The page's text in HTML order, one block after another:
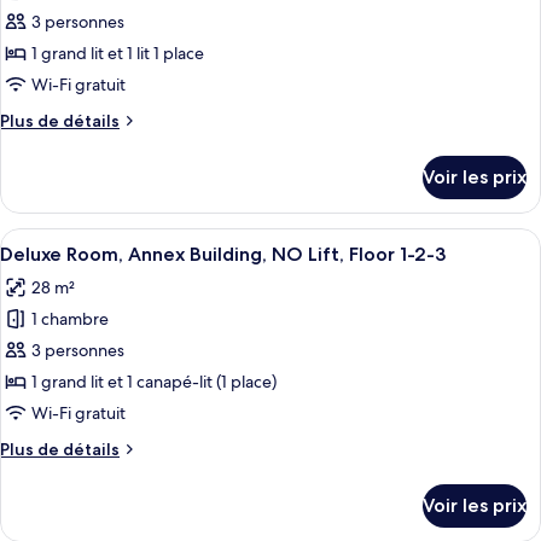
chambre
pour
ce
type
chambre :
3 personnes
1 grand lit et 1 lit 1 place
Wi-Fi gratuit
Plus de détails
Plus
le
type
de
Chambre
Familiale
Voir les prix
Afficher
toutes
les
photos
pour
ce
type
chambre :
Une chambre d’hôtel moderne,
6
Deluxe Room, Annex Building, NO Lift, Floor 1-2-3
28 m²
1 chambre
3 personnes
1 grand lit et 1 canapé-lit (1 place)
Wi-Fi gratuit
Plus de détails
Plus
le
Voir les prix